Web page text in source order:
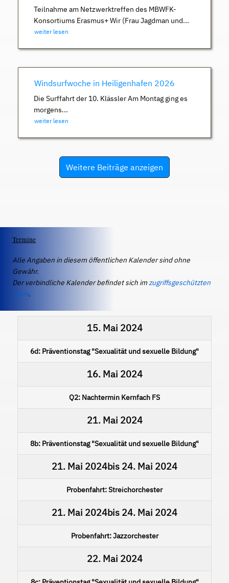
Teilnahme am Netzwerktreffen des MBWFK-
Konsortiums Erasmus+ Wir (Frau Jagdman und...
weiter lesen
Windsurfwoche in Heiligenhafen 2026
Die Surffahrt der 10. Klässler Am Montag ging es
morgens...
weiter lesen
Weitere Beiträge anzeigen
Termine
Alle Angaben in diesem öffentlichen Kalender sind ohne
Gewähr.
Der verbindliche Kalender befindet sich imzugriffsgeschützten
IServ.
15. Mai 2024
6d: Präventionstag "Sexualität und sexuelle Bildung"
16. Mai 2024
Q2: Nachtermin Kernfach FS
21. Mai 2024
8b: Präventionstag "Sexualität und sexuelle Bildung"
21. Mai 2024bis 24. Mai 2024
Probenfahrt: Streichorchester
21. Mai 2024bis 24. Mai 2024
Probenfahrt: Jazzorchester
22. Mai 2024